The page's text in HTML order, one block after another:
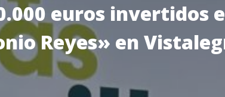
euros invertidos
Reyes» en